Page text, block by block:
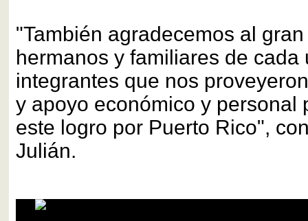
"También agradecemos al
hermanos y familiares de cada
integrantes que nos
y apoyo económico y personal
este logro por Puerto Rico",
Julián.